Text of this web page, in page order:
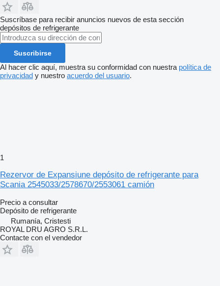
Suscríbase para recibir anuncios nuevos de esta sección
depósitos de refrigerante
Suscribirse
Al hacer clic aquí, muestra su conformidad con nuestra política de
privacidad y nuestro acuerdo del usuario.
1
Rezervor de Expansiune depósito de refrigerante para
Scania 2545033/2578670/2553061 camión
Precio a consultar
Depósito de refrigerante
Rumanía, Cristesti
ROYAL DRU AGRO S.R.L.
Contacte con el vendedor